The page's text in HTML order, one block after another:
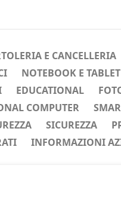
E CANCELLERIA
NOTEBOOK E TABLET
EDUCATIONAL
COMPUTER
SICUREZZA
INFORMAZIONI